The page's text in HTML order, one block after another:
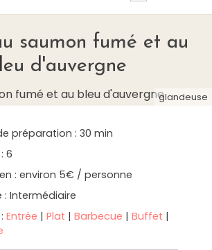
saumon fumé et au
d'auvergne
glandeuse
préparation : 30 min
6
: environ 5€ / personne
: Intermédiaire
Entrée | Plat | Barbecue | Buffet |